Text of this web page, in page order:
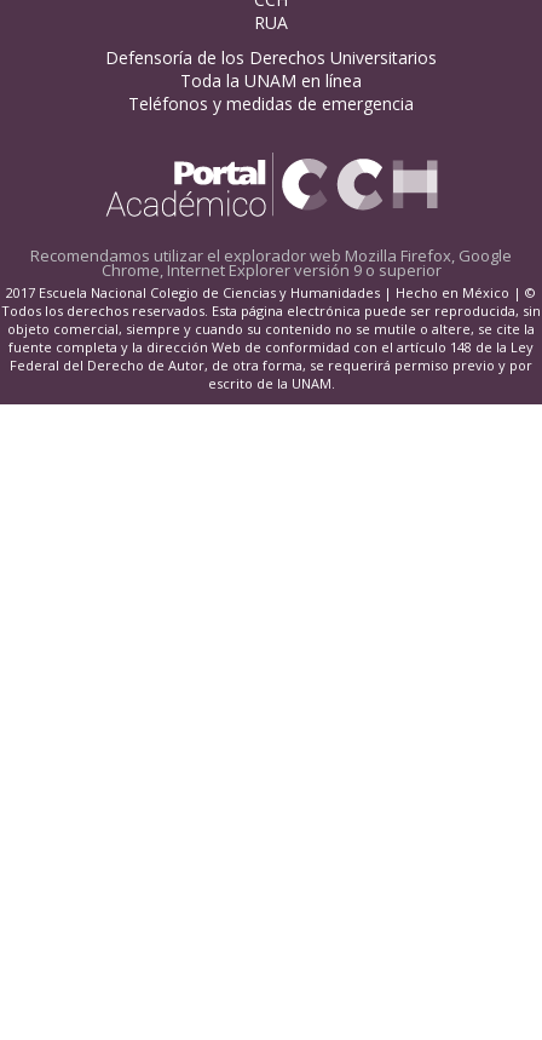
RUA
Defensoría de los Derechos Universitarios
Toda la UNAM en línea
Teléfonos y medidas de emergencia
Recomendamos utilizar el explorador web Mozilla Firefox, Google
Chrome, Internet Explorer versión 9 o superior
2017 Escuela Nacional Colegio de Ciencias y Humanidades | Hecho en México | ©
Todos los derechos reservados. Esta página electrónica puede ser reproducida, sin
objeto comercial, siempre y cuando su contenido no se mutile o altere, se cite la
fuente completa y la dirección Web de conformidad con el artículo 148 de la Ley
Federal del Derecho de Autor, de otra forma, se requerirá permiso previo y por
escrito de la UNAM.